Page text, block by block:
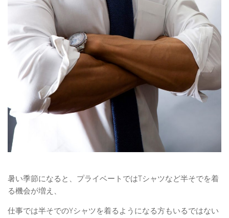
暑い季節になると、プライベートではTシャツなど半そでを着
る機会が増え、
仕事では半そでのYシャツを着るようになる方もいるではない